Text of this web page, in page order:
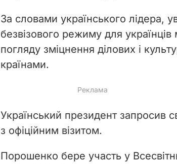
За словами українського лідера,
безвізового режиму для
погляду зміцнення ділових і
країнами.
Український президент запросив
з офіційним візитом.
Порошенко бере участь у